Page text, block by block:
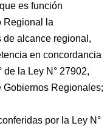
es función
Regional la
alcance regional,
en concordancia
la Ley N° 27902,
Gobiernos Regionales;
por la Ley N°